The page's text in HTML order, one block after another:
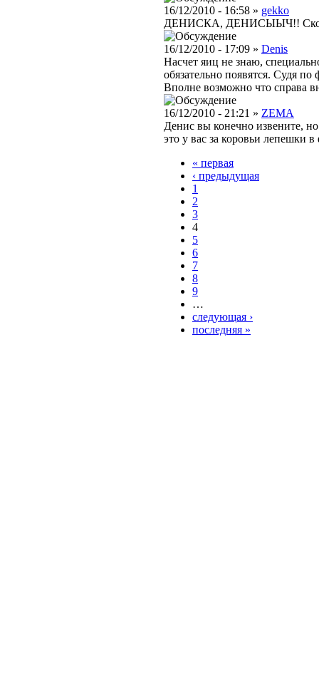
16/12/2010 - 16:58 » gekko
ДЕНИСКА, ДЕНИСЫЫЧ!!
16/12/2010 - 17:09 » Denis
Насчет яиц не знаю,
обязательно появятся. Судя
Вполне возможно что справа
16/12/2010 - 21:21 » ZEMA
Денис вы конечно извените,
это у вас за коровьи лепешки
« первая
‹ предыдущая
1
2
3
4
5
6
7
8
9
…
следующая ›
последняя »